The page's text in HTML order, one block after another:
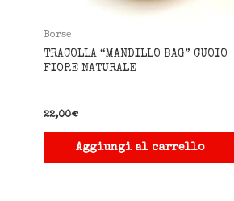
Borse
TRACOLLA “MANDILLO BAG” CUOIO
FIORE NATURALE
22,00€
Aggiungi al carrello